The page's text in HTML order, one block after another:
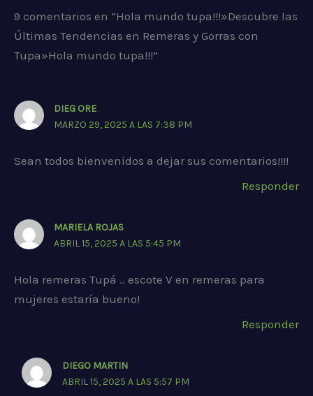
9 comentarios en “Hola mundo tupa!!!»Descubre las
Últimas Tendencias en Remeras y Gorras con
Tupa»Hola mundo tupa!!!”
DIEG ORE
MARZO 29, 2025 A LAS 7:38 PM
Sean todos bienvenidos a dejar sus comentarios!!!!
Responder
MARIELA ROJAS
ABRIL 15, 2025 A LAS 5:45 PM
Hola remeras Tupá .. escote V en remeras para
mujeres estaría bueno!
Responder
DIEGO MARTIN
ABRIL 15, 2025 A LAS 5:57 PM